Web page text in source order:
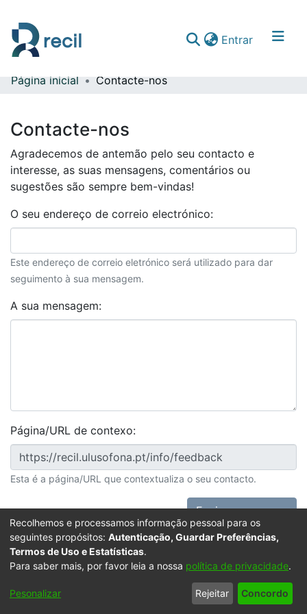
Entrar(current)
Comunidades & Coleções
Página inicial Contacte-nos
Contacte-nos
Agradecemos de antemão pelo seu contacto e
interesse, as suas mensagens, comentários ou
sugestões são sempre bem-vindas!
O seu endereço de correio electrónico:
Este endereço de correio eletrónico será utilizado para dar
seguimento à sua mensagem.
A sua mensagem:
Página/URL de contexo:
Esta é a página/URL que contextualiza o seu contacto.
Enviar mensagem
Powered by DSpace Copyright © 2003-2026LYRASIS
Configurações
Política de
Privacidade
Termos
de Uso
Contacte-
nos
Recolhemos e processamos informação pessoal para os
seguintes propósitos: Autenticação, Guardar Preferências,
Termos de Uso e Estatísticas.
Para saber mais, por favor leia a nossa política de privacidade.
Pesonalizar Rejeitar Concordo